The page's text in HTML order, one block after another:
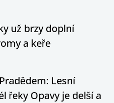
už brzy doplní
a keře
Lesní
řeky Opavy je delší a